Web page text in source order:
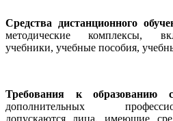
Средства дистанционного
методические комплексы,
учебники, учебные пособия,
Требования к образованию
дополнительных